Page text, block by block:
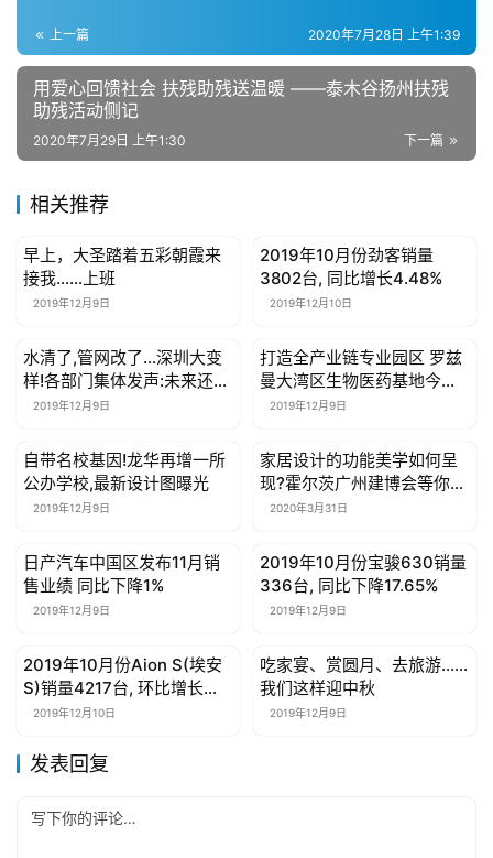
上一篇 2020年7月28日 上午1:39
用爱心回馈社会 扶残助残送温暖 ——泰木谷扬州扶残
助残活动侧记
下一篇
2020年7月29日 上午1:30
相关推荐
母婴亲子
早上，大圣踏着五彩朝霞来
接我……上班
2019年12月9日
母婴亲子
2019年10月份劲客销量
3802台, 同比增长4.48%
2019年12月10日
母婴亲子
水清了,管网改了…深圳大变
样!各部门集体发声:未来还要
这么做
2019年12月9日
母婴亲子
打造全产业链专业园区 罗兹
曼大湾区生物医药基地今日
启用
2019年12月9日
母婴亲子
自带名校基因!龙华再增一所
公办学校,最新设计图曝光
2019年12月9日
母婴亲子
家居设计的功能美学如何呈
现?霍尔茨广州建博会等你来
约!
2020年3月31日
母婴亲子
日产汽车中国区发布11月销
售业绩 同比下降1%
2019年12月9日
母婴亲子
2019年10月份宝骏630销量
336台, 同比下降17.65%
2019年12月9日
母婴亲子
2019年10月份Aion S(埃安
S)销量4217台, 环比增长
5.27%
2019年12月10日
母婴亲子
吃家宴、赏圆月、去旅游……
我们这样迎中秋
2019年12月9日
发表回复